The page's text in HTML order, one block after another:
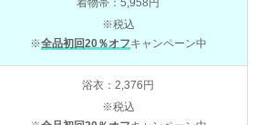
着物帯：5,958円
※税込
※全品初回20％オフキャンペーン中
浴衣：2,376円
※税込